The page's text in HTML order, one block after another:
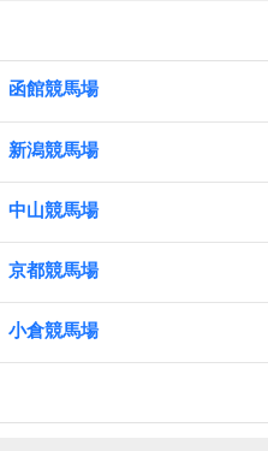
函館競馬場
新潟競馬場
中山競馬場
京都競馬場
小倉競馬場